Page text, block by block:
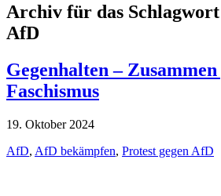
Archiv für das Schlagwort
AfD
Gegenhalten – Zusammen
Faschismus
19. Oktober 2024
AfD, AfD bekämpfen, Protest gegen AfD